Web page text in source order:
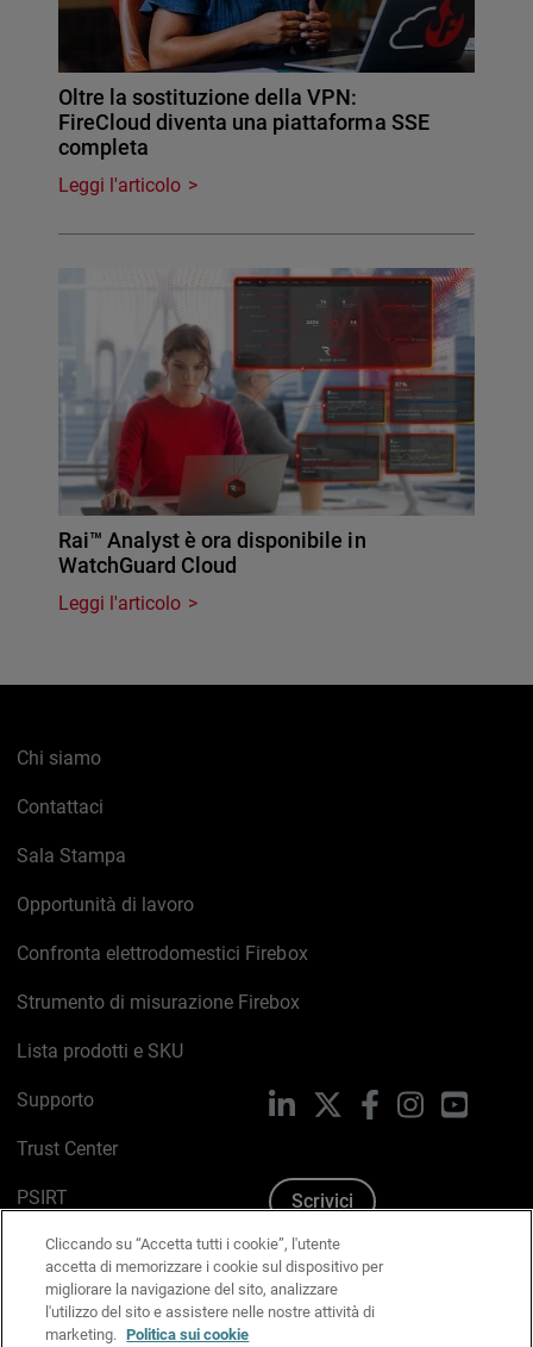
Oltre la sostituzione della VPN:
FireCloud diventa una piattaforma SSE
completa
Leggi l'articolo
Rai™ Analyst è ora disponibile in
WatchGuard Cloud
Leggi l'articolo
Chi siamo
Contattaci
Sala Stampa
Opportunità di lavoro
Confronta elettrodomestici Firebox
Strumento di misurazione Firebox
Lista prodotti e SKU
Supporto
Trust Center
PSIRT
Politica sui cookie
Informativa sulla privacy
LinkedIn FacebookInstagram
Scrivici
Cliccando su “Accetta tutti i cookie”, l'utente
accetta di memorizzare i cookie sul dispositivo per
migliorare la navigazione del sito, analizzare
l'utilizzo del sito e assistere nelle nostre attività di
marketing. Politica sui cookie